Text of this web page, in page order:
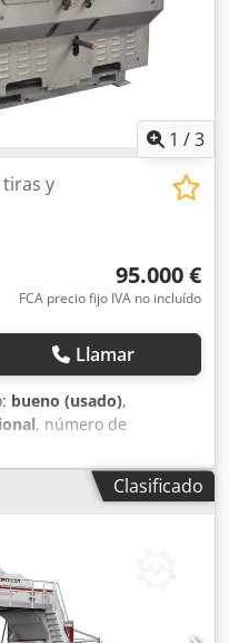
1 /3
y
95.000 €
FCA precio fijo IVA no incluído
Llamar
bueno (usado),
, número de
SPS 300/4T es una
tiras o baldosas de
y piedra artificial. Dsdpfx
Clasificado